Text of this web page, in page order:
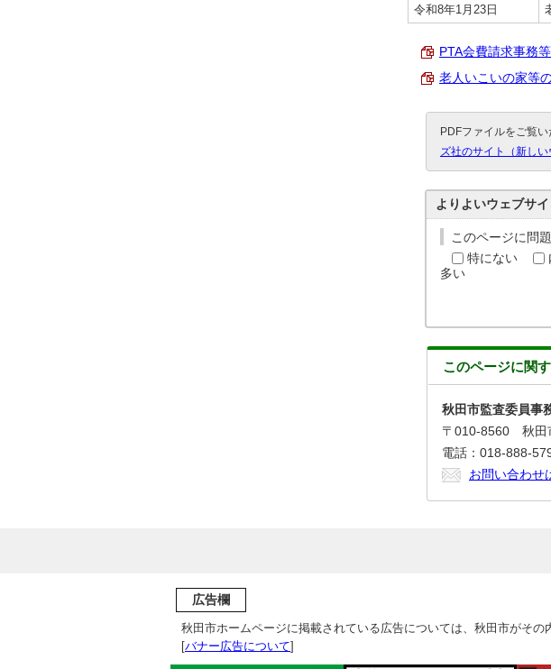
令和8年1月23日
PTA会費請求事務
老人いこいの家等
PDFファイルをご覧
ズ社のサイト（新しい
よりよいウェブサ
このページに問
特にない
多い
このページに関
秋田市監査委員事
〒010-8560 秋田
電話：018-888-
お問い合わせ
広告欄
秋田市ホームページに掲載されている広告については、秋田市がその
[バナー広告について]